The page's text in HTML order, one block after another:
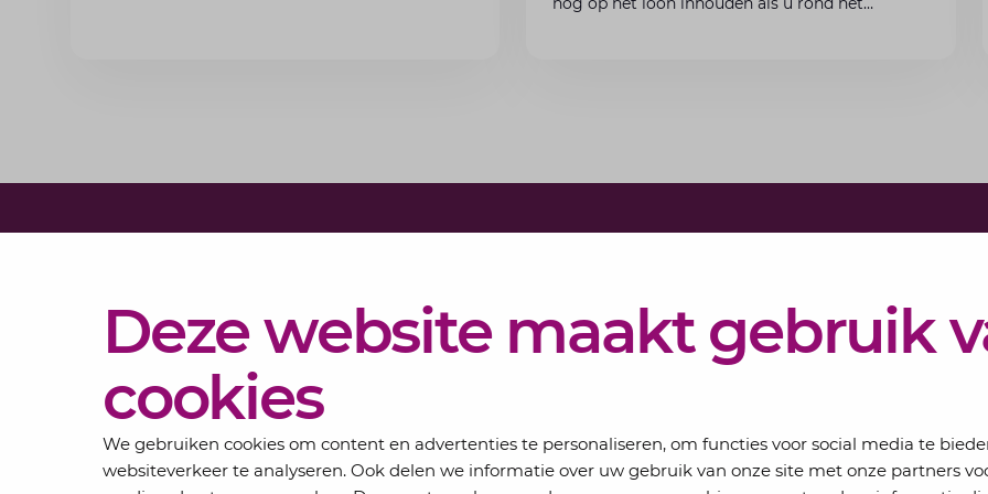
Deze website maakt gebruik
cookies
We gebruiken cookies om content en advertenties te personaliseren, om functies voor social media te
websiteverkeer te analyseren. Ook delen we informatie over uw gebruik van onze site met onze partners
Actueel
Over
Contact
Elke
eSigt het